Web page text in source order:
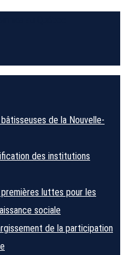
de la Nouvelle-
des institutions
luttes pour les
sociale
de la participation